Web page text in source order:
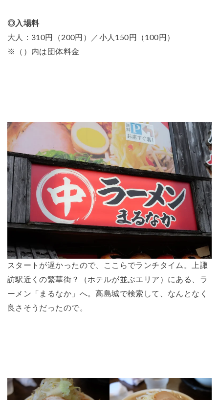
◎入場料
大人：310円（200円）／小人150円（100円）
※（）内は団体料金
スタートが遅かったので、ここらでランチタイム。上諏
訪駅近くの繁華街？（ホテルが並ぶエリア）にある、ラ
ーメン「まるなか」へ。高島城で検索して、なんとなく
良さそうだったので。